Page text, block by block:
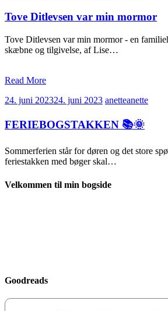
Tove Ditlevsen var min mormor
Tove Ditlevsen var min mormor - en
skæbne og tilgivelse, af Lise…
Read More
24. juni 202324. juni 2023 anetteanette
FERIEBOGSTAKKEN 📚🌞
Sommerferien står for døren og det store
feriestakken med bøger skal…
Velkommen til min bogside
Goodreads